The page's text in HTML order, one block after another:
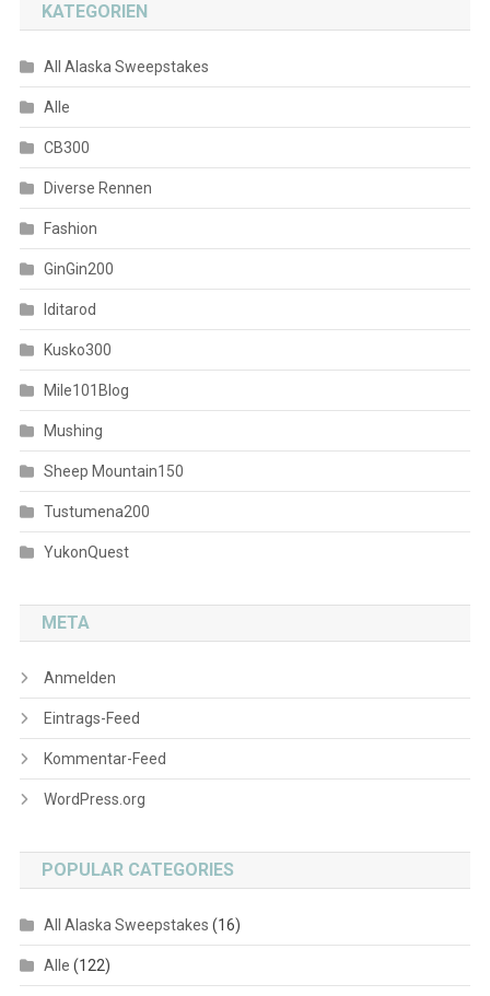
KATEGORIEN
All Alaska Sweepstakes
Alle
CB300
Diverse Rennen
Fashion
GinGin200
Iditarod
Kusko300
Mile101Blog
Mushing
Sheep Mountain150
Tustumena200
YukonQuest
META
Anmelden
Eintrags-Feed
Kommentar-Feed
WordPress.org
POPULAR CATEGORIES
All Alaska Sweepstakes (16)
Alle (122)